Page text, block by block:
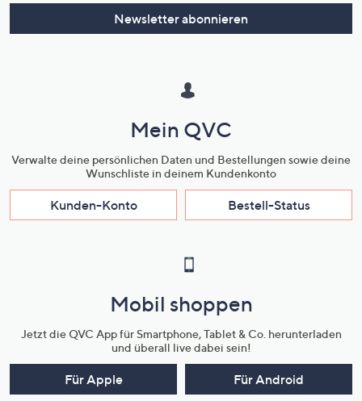
Newsletter abonnieren
Mein QVC
Verwalte deine persönlichen Daten und Bestellungen sowie deine
Wunschliste in deinem Kundenkonto
Kunden-Konto Bestell-Status
Mobil shoppen
Jetzt die QVC App für Smartphone, Tablet & Co. herunterladen
und überall live dabei sein!
Für Apple Für Android